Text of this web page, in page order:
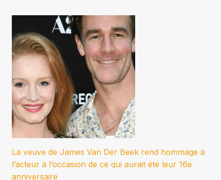
La veuve de James Van Der Beek rend hommage à
l’acteur à l’occasion de ce qui aurait été leur 16e
anniversaire